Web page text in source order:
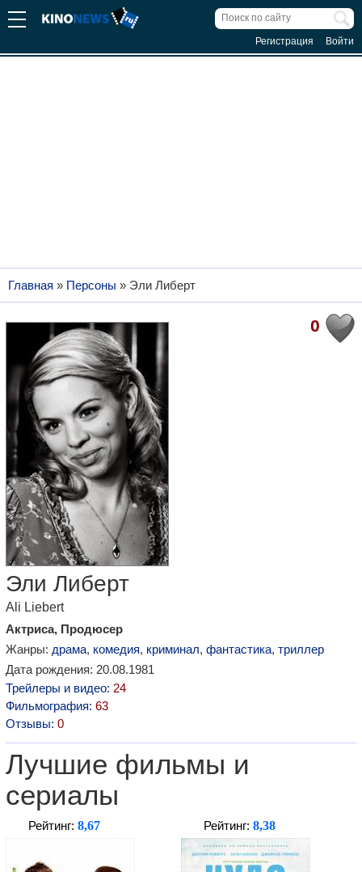
Регистрация Войти
Главная » Персоны » Эли Либерт
0
Эли Либерт
Ali Liebert
Актриса, Продюсер
Жанры: драма, комедия, криминал, фантастика, триллер
Дата рождения: 20.08.1981
Трейлеры и видео: 24
Фильмография: 63
Отзывы: 0
Лучшие фильмы и
сериалы
Рейтинг: 8,67 Рейтинг: 8,38